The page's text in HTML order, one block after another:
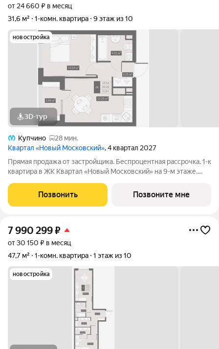
от 24 660 ₽ в месяц
31,6 м²
1-комн. квартира 9 этаж из 10
новостройка
3D-тур
Купчино
28 мин.
Квартал «Новый Московский», 4 квартал 2027
Прямая продажа от застройщика. Беспроцентная рассрочка. 1-к
квартира в ЖК Квартал «Новый Московский» на 9-м этаже.
квартал «Новый Московский» в Пушкинском районе. Этот
комплекс объединит в
Позвонить Позвоните мне
7 990 299₽
от 30 150 ₽ в месяц
47,7 м²
1-комн. квартира 1 этаж из 10
новостройка